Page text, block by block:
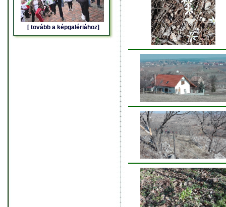
[ tovább a képgalériához]